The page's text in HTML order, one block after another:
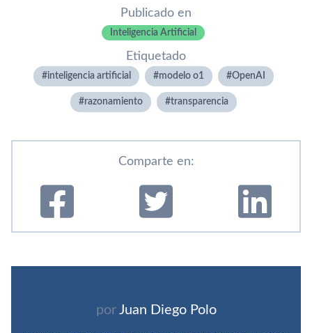
Publicado en
Inteligencia Artificial
Etiquetado
inteligencia artificial modelo o1 OpenAI
razonamiento transparencia
Comparte en:
por Juan Diego Polo